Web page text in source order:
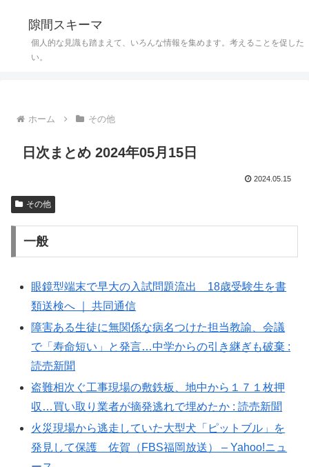
隙間スキーマ
個人的な見識も踏まえて、いろんな情報を集めます。考えることを促した
い。
ホーム その他
日次まとめ 2024年05月15日
2024.05.15
その他
一般
眼鏡型端末で早大の入試問題流出 18歳受験生を書
類送検へ ｜ 共同通信
障害ある生徒に無関係な病名つけた担当教諭、会議
で「寿命短い」と発言…中学からの引き継ぎも破棄 :
読売新聞
盗難相次ぐ工事現場の敷鉄板、地中から１７１枚押
収…買い取り業者が摘発逃れで埋めたか : 読売新聞
火災現場から逃走していた大型犬「ピットブル」を
発見して保護 佐賀（FBS福岡放送） – Yahoo!ニュ